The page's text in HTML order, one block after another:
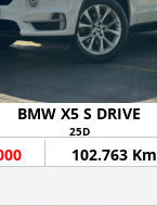
BMW X5 S DRIVE
25D
102.763 Km